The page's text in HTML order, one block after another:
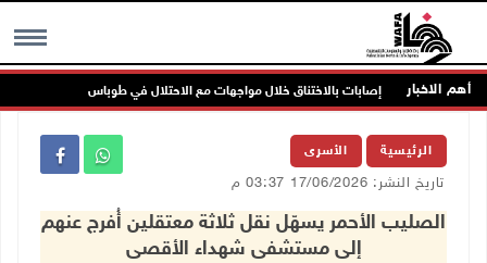
MENU أهم الاخبار إصابات بالاختناق خلال مواجهات مع الاحتلال في طوباس
الرئيسية الأسرى
تاريخ النشر: 17/06/2026 03:37 م
الصليب الأحمر يسهّل نقل ثلاثة معتقلين أُفرج عنهم
إلى مستشفى شهداء الأقصى